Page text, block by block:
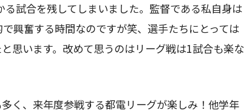
試合を残してしまいました。監督である私自身は
興奮する時間なのですが笑、選手たちにとっては
思います。改めて思うのはリーグ戦は1試合も楽な
く、来年度参戦する都電リーグが楽しみ！他学年